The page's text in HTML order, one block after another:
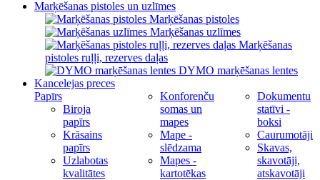
Marķēšanas pistoles un uzlīmes
Marķēšanas pistoles
Marķēšanas uzlīmes
Marķēšanas
pistoles ruļļi, rezerves daļas
DYMO marķēšanas lentes
Kancelejas preces
Papīrs
Biroja
papīrs
Krāsains
papīrs
Uzlabotas
kvalitātes
Konforenču
somas un
mapes
Mape -
slēdzama
Mapes -
kartotēkas
Dokumentu
statīvi -
boksi
Caurumotāji
Skavas,
skavotāji,
atskavotāji